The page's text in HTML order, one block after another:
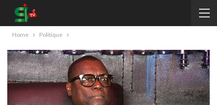
Home Politique